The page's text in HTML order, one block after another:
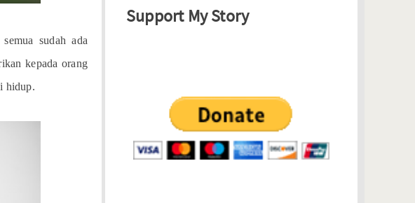
sudah ada
kepada orang
hidup.
Support My Story